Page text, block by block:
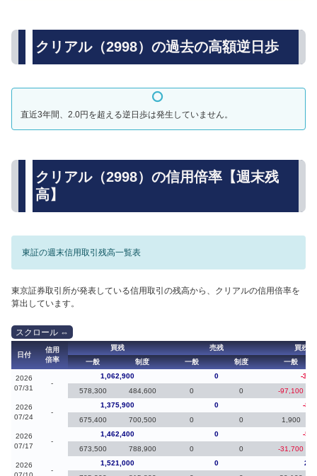
クリアル（2998）の過去の高額逆日歩
直近3年間、2.0円を超える逆日歩は発生していません。
クリアル（2998）の信用倍率【週末残
高】
東証の週末信用取引残高一覧表
東京証券取引所が発表している信用取引の残高から、クリアルの信用倍率を
算出しています。
日付
信用
倍率
買残 売残
買残（
一般
制度 一般 制度 一般
2026
07/31
-
1,062,900 0
-
578,300
484,600 0 0 -97,100
2026
07/24
-
1,375,900 0
-
675,400
700,500 0 0 1,900
2026
07/17
-
1,462,400 0
-
673,500
788,900 0 0 -31,700
2026
-
1,521,000 0